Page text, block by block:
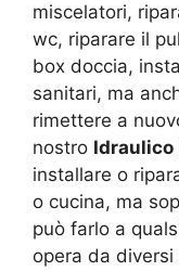
miscelatori,
wc, riparare il
box doccia,
sanitari, ma
rimettere a
nostro Idraulico
installare o
o cucina, ma
può farlo a
opera da